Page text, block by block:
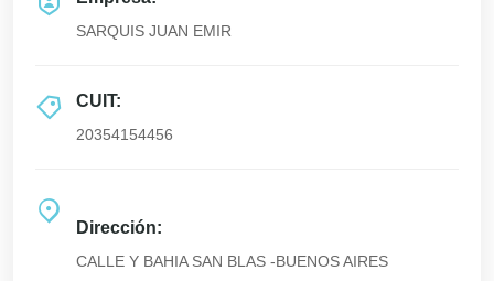
SARQUIS JUAN EMIR
CUIT:
20354154456
Dirección:
CALLE Y BAHIA SAN BLAS -BUENOS AIRES